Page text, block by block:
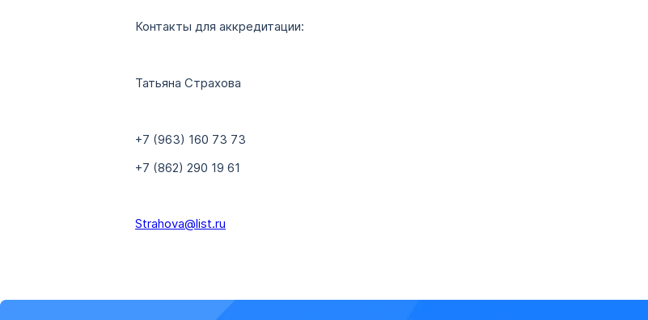
Контакты для аккредитации:
Татьяна Страхова
+7 (963) 160 73 73
+7 (862) 290 19 61
Strahova@list.ru